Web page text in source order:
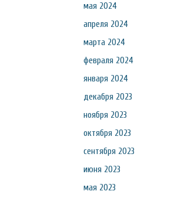
мая 2024
апреля 2024
марта 2024
февраля 2024
января 2024
декабря 2023
ноября 2023
октября 2023
сентября 2023
июня 2023
мая 2023